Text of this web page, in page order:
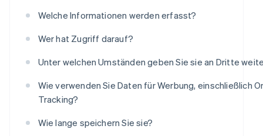
Welche Informationen werden erfasst?
Wer hat Zugriff darauf?
Unter welchen Umständen geben Sie sie an Dritte
Wie verwenden Sie Daten für Werbung, einschließlich
Tracking?
Wie lange speichern Sie sie?